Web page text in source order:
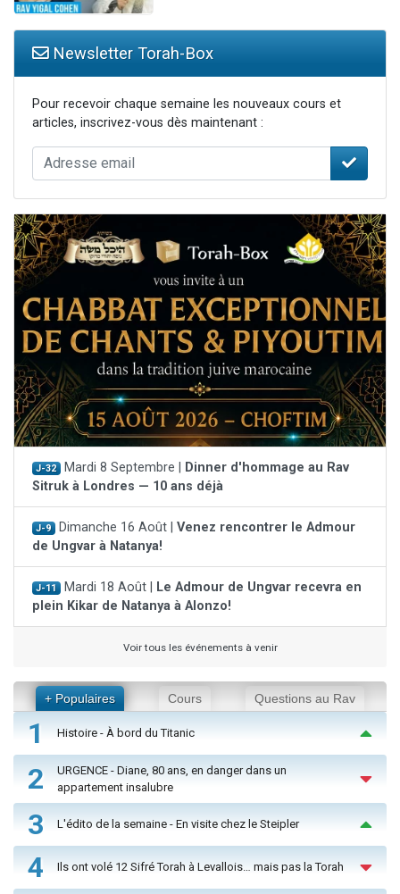
Newsletter Torah-Box
Pour recevoir chaque semaine les nouveaux cours et
articles, inscrivez-vous dès maintenant :
J-32 Mardi 8 Septembre |
Dinner d'hommage au Rav
Sitruk à Londres — 10 ans déjà
J-9 Dimanche 16 Août | Venez rencontrer le Admour
de Ungvar à Natanya!
J-11 Mardi 18 Août |
Le Admour de Ungvar recevra en
plein Kikar de Natanya à Alonzo!
Voir tous les événements à venir
+ Populaires Cours Questions au Rav
1 Histoire - À bord du Titanic
2
URGENCE - Diane, 80 ans, en danger dans un
appartement insalubre
3 L'édito de la semaine - En visite chez le Steipler
4 Ils ont volé 12 Sifré Torah à Levallois… mais pas la Torah